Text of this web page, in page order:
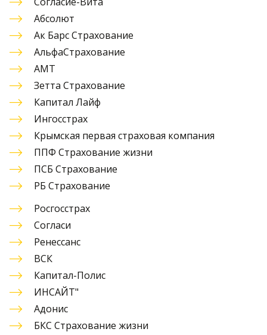
Абсолют
Ак Барс Страхование
АльфаСтрахование
АМТ
Зетта Страхование
Капитал Лайф
Ингосстрах
Крымская первая страховая компания
ППФ Страхование жизни
ПСБ Страхование
РБ Страхование
Росгосстрах
Согласи
Ренессанс
ВСК
Капитал-Полис
ИНСАЙТ"
Адонис
БКС Страхование жизни